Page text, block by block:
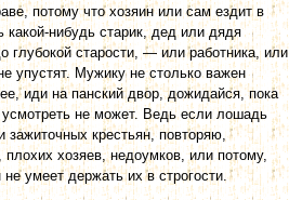
потому что хозяин или сам ездит в
какой-нибудь старик, дед или дядя
старости, — или работника, или
упустят. Мужику не столько важен
иди на панский двор, дожидайся, пока
не может. Ведь если лошадь
крестьян, повторяю,
хозяев, недоумков, или потому,
умеет держать их в строгости.